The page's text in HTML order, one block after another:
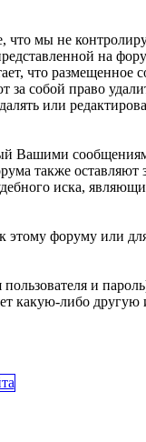
что мы не
на
что размещенное
собой право
или
Вашими
также
иска,
этому форуму или
и
какую-либо